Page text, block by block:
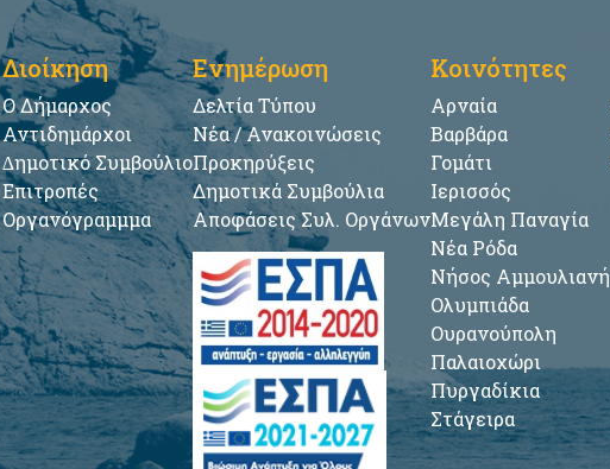
Διοίκηση
Ο Δήμαρχος
Αντιδημάρχοι
∆ημοτικό Συμβούλιο
Επιτροπές
Οργανόγραμμμα
Ενημέρωση
Δελτία Τύπου
Νέα / Ανακοινώσεις
Προκηρύξεις
Δημοτικά Συμβούλια
Αποφάσεις Συλ. Οργάνων
Κοινότητες
Αρναία
Βαρβάρα
Γομάτι
Ιερισσός
Μεγάλη Παναγία
Νέα Ρόδα
Νήσος Αμμουλιανή
Ολυμπιάδα
Ουρανούπολη
Παλαιοχώρι
Πυργαδίκια
Στάγειρα